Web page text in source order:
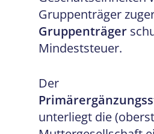
Gruppenträger
Gruppenträger
Mindeststeuer.
Der
unterliegt die